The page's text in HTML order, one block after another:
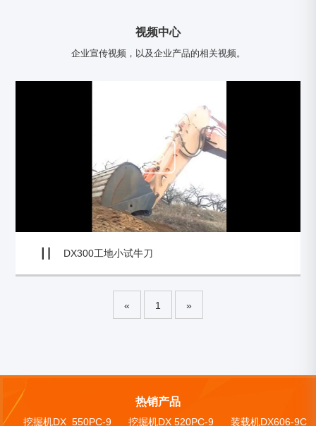
视频中心
企业宣传视频，以及企业产品的相关视频。
DX300工地小试牛刀
« 1 »
热销产品
挖掘机DX_550PC-9 挖掘机DX 520PC-9 装载机DX606-9C